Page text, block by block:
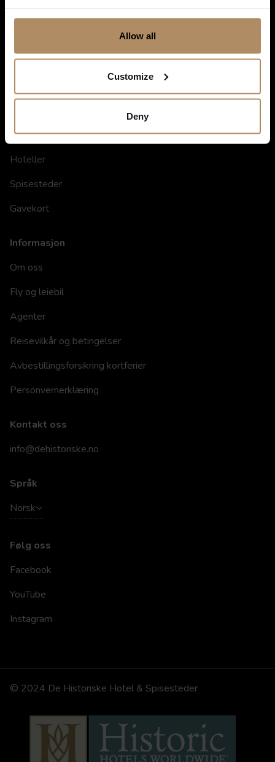
Allow all
Customize
Deny
Snarveier
Hoteller
Spisesteder
Gavekort
Informasjon
Om oss
Fly og leiebil
Agenter
Reisevilkår og betingelser
Avbestillingsforsikring kortferier
Personvernerklæring
Kontakt oss
info@dehistoriske.no
Språk
Norsk
Følg oss
Facebook
YouTube
Instagram
© 2024 De Historiske Hotel & Spisesteder